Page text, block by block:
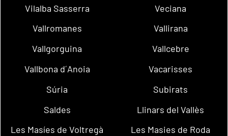
Vilalba Sasserra
Veciana
Vallromanes
Vallirana
Vallgorguina
Vallcebre
Vallbona d´Anoia
Vacarisses
Súria
Subirats
Saldes
Llinars del Vallès
Les Masíes de Voltregà
Les Masies de Roda